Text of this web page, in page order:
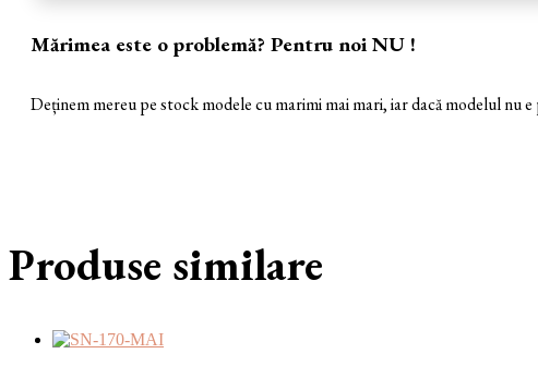
Mărimea este o problemă? Pentru noi NU !
Deținem mereu pe stock modele cu marimi mai mari, iar dacă modelul nu
Produse similare